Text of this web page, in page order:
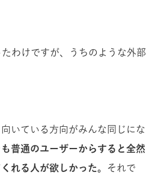
わけですが、うちのような外部
いている方向がみんな同じにな
普通のユーザーからすると全然
れる人が欲しかった。
それで